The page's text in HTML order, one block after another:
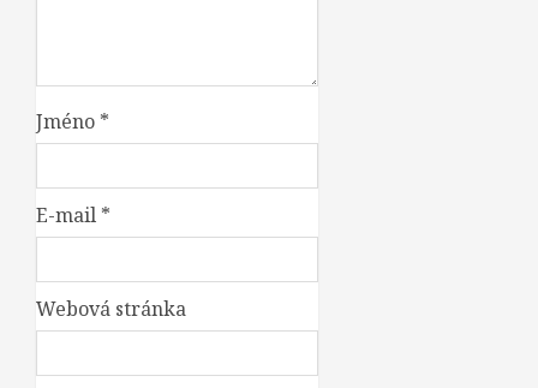
Jméno *
E-mail *
Webová stránka